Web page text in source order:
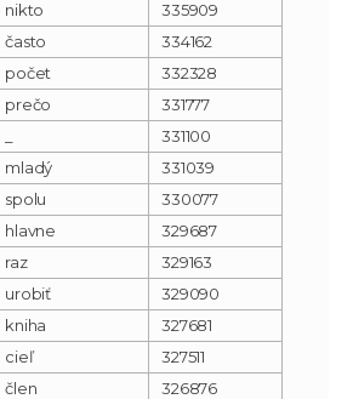
nikto
335909
často
334162
počet
332328
prečo
331777
331100
mladý
331039
spolu
330077
hlavne
329687
raz
329163
urobiť
329090
kniha
327681
cieľ
327511
člen
326876